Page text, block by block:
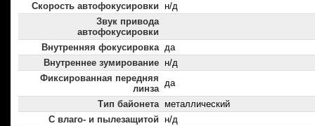
Скорость автофокусировки н/д
Звук привода
автофокусировки
Внутренняя фокусировка да
Внутреннее зумирование н/д
Фиксированная передняя
линза
да
Тип байонета металлический
С влаго- и пылезащитой н/д